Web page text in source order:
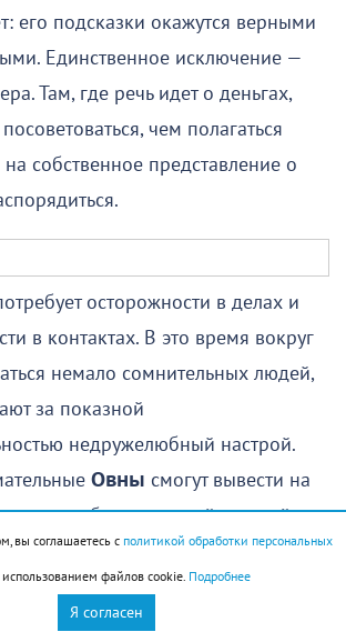
его подсказки окажутся верными
Единственное исключение —
Там, где речь идет о деньгах,
чем полагаться
собственное представление о
осторожности в делах и
в контактах. В это время вокруг
немало сомнительных людей,
за показной
недружелюбный настрой.
Овны смогут вывести на
недоброжелателей или найдут
сильных соперников. И то, и
определенных усилий.
вы соглашаетесь с политикой обработки персональных
файлов cookie. Подробнее
Я согласен